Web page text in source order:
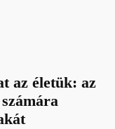
az életük: az